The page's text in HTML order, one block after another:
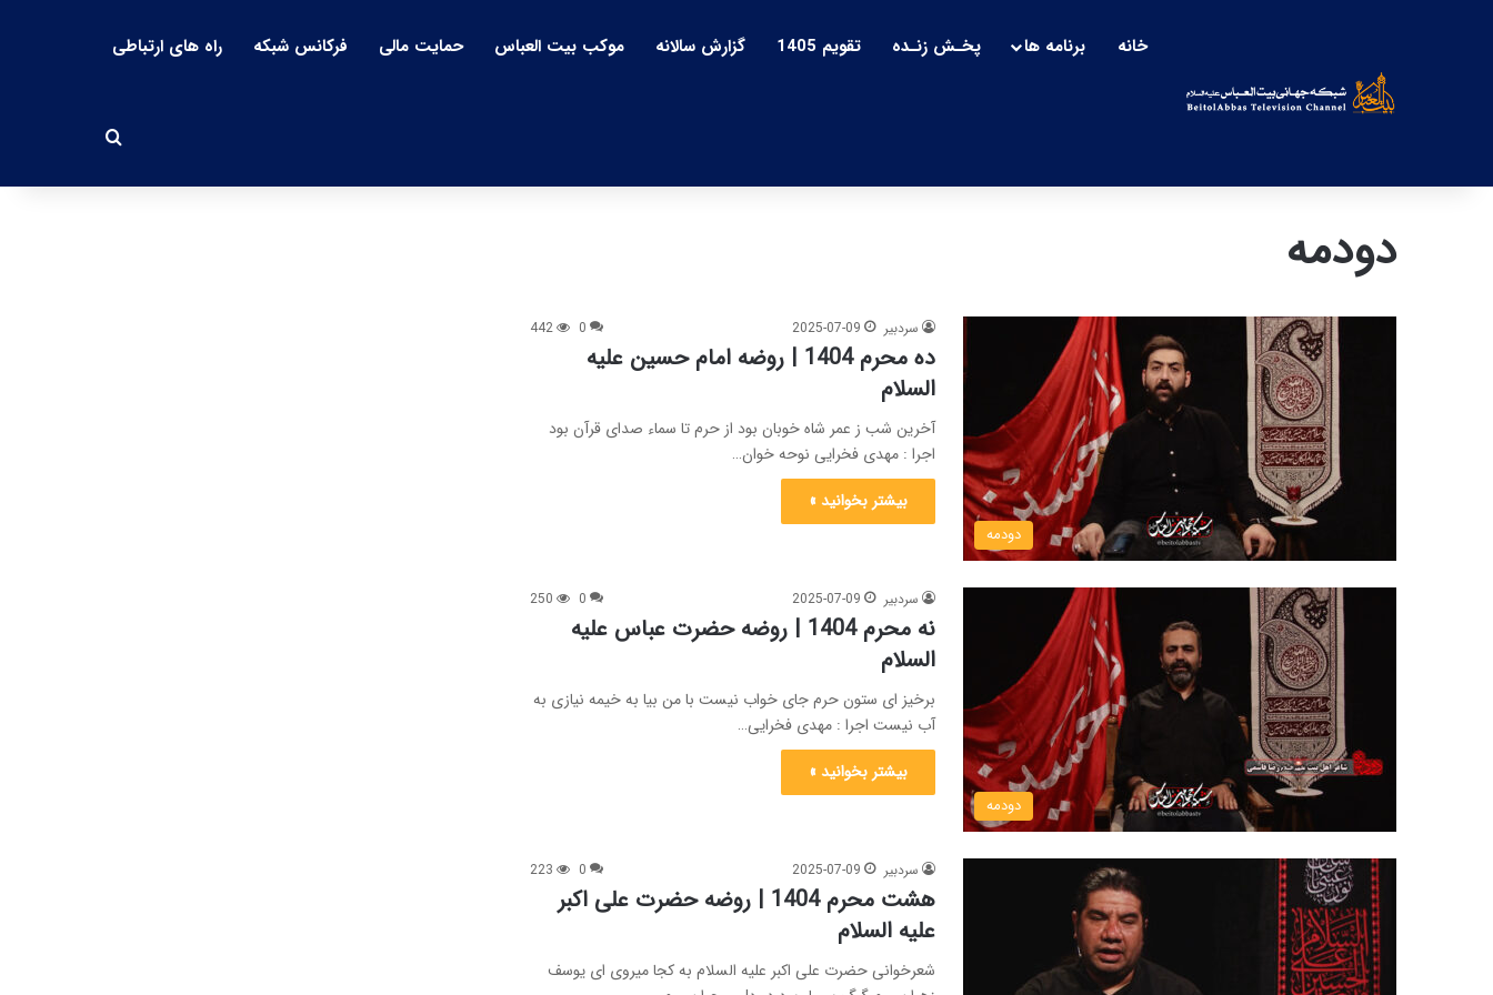
خانه برنامه ها پخـش زنـده تقویم 1405 گزارش سالانه موکب بیت العباس حمایت مالی فرکانس شبکه راه های ارتباطی
دودمه
دودمه
سردبیر 2025-07-09
0
442
ده محرم 1404 | روضه امام حسین علیه
السلام
آخرین شب ز عمر شاه خوبان بود از حرم تا سماء صدای قرآن بود
اجرا : مهدی فخرایی نوحه خوان…
بیشتر بخوانید »
دودمه
سردبیر 2025-07-09
0
250
نه محرم 1404 | روضه حضرت عباس علیه
السلام
برخیز ای ستون حرم جای خواب نیست با من بیا به خیمه نیازی به
آب نیست اجرا : مهدی فخرایی…
بیشتر بخوانید »
سردبیر 2025-07-09
0
223
هشت محرم 1404 | روضه حضرت علی اکبر
علیه السلام
شعرخوانی حضرت علی اکبر علیه السلام به کجا میروی ای یوسف